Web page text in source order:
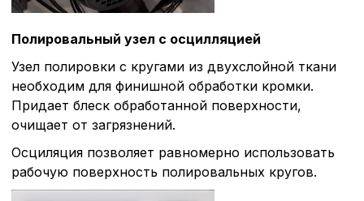
Полировальный узел с осцилляцией
Узел полировки с кругами из двухслойной ткани
необходим для финишной обработки кромки.
Придает блеск обработанной поверхности,
очищает от загрязнений.
Осциляция позволяет равномерно использовать
рабочую поверхность полировальных кругов.